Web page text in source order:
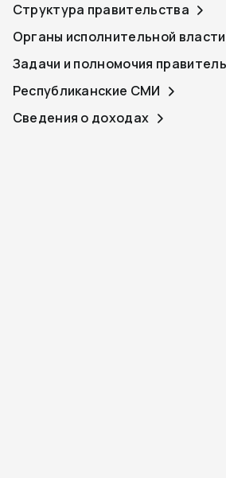
Структура правительства
Органы исполнительной власти
Задачи и полномочия
Республиканские СМИ
Сведения о доходах